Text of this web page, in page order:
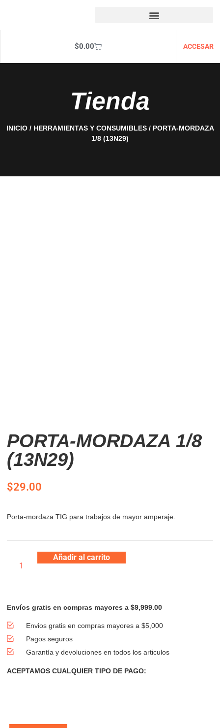
$0.00 ACCESAR
Tienda
INICIO/ HERRAMIENTAS Y CONSUMIBLES/ PORTA-MORDAZA
1/8 (13N29)
PORTA-MORDAZA 1/8
(13N29)
$29.00
Porta-mordaza TIG para trabajos de mayor amperaje.
Añadir al carrito
Envíos gratis en compras mayores a $9,999.00
Envios gratis en compras mayores a $5,000
Pagos seguros
Garantía y devoluciones en todos los articulos
ACEPTAMOS CUALQUIER TIPO DE PAGO: